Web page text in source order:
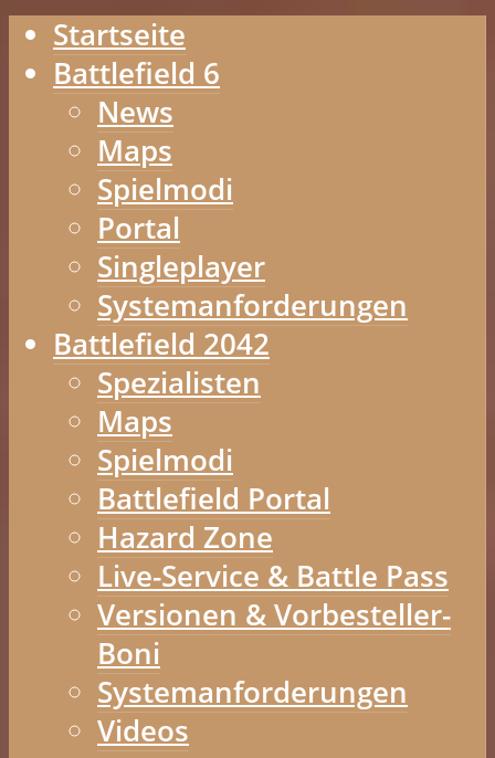
Startseite
Battlefield 6
News
Maps
Spielmodi
Portal
Singleplayer
Systemanforderungen
Battlefield 2042
Spezialisten
Maps
Spielmodi
Battlefield Portal
Hazard Zone
Live-Service & Battle Pass
Versionen & Vorbesteller-
Boni
Systemanforderungen
Videos